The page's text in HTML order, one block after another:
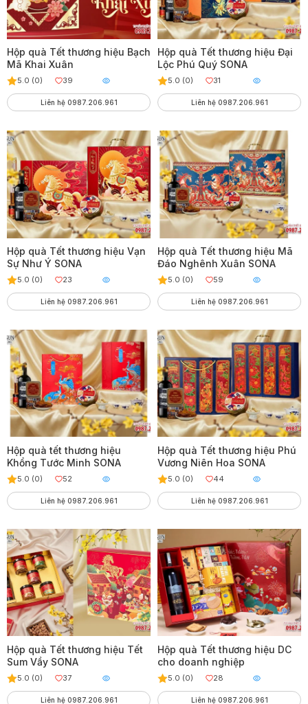
Hộp quà Tết thương hiệu Bạch
Mã Khai Xuân
5.0 (0) 39
Liên hệ 0987.206.961
Hộp quà Tết thương hiệu Đại
Lộc Phú Quý SONA
5.0 (0) 31
Liên hệ 0987.206.961
Hộp quà Tết thương hiệu Vạn
Sự Như Ý SONA
5.0 (0) 23
Liên hệ 0987.206.961
Hộp quà Tết thương hiệu Mã
Đáo Nghênh Xuân SONA
5.0 (0) 59
Liên hệ 0987.206.961
Hộp quà tết thương hiệu
Khổng Tước Minh SONA
5.0 (0) 52
Liên hệ 0987.206.961
Hộp quà Tết thương hiệu Phú
Vương Niên Hoa SONA
5.0 (0) 44
Liên hệ 0987.206.961
Hộp quà Tết thương hiệu Tết
Sum Vầy SONA
5.0 (0) 37
Liên hệ 0987.206.961
Hộp quà Tết thương hiệu DC
cho doanh nghiệp
5.0 (0) 28
Liên hệ 0987.206.961